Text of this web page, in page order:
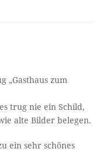
„Gasthaus zum
trug nie ein Schild,
alte Bilder belegen.
ein sehr schönes